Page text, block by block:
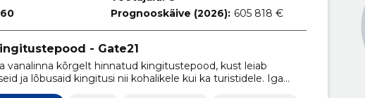
Prognooskäive (2026): 605 818 €
- Gate21
vanalinna kõrgelt hinnatud kingitustepood, kust leiab
ja lõbusaid kingitusi nii kohalikele kui ka turistidele. Iga
jätab meeldejääva ostuelamuse.